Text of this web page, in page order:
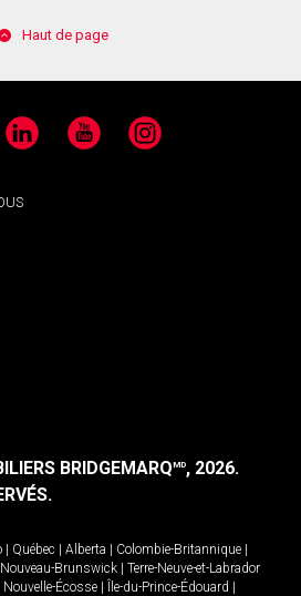
Haut de page
LinkedIn YouTube Instagram
BRIDGEMARQMD, 2026.
Québec Alberta Colombie-Britannique
Nouveau-Brunswick
Terre-Neuve-et-Labrador
Nouvelle-Écosse Île-du-Prince-Édouard